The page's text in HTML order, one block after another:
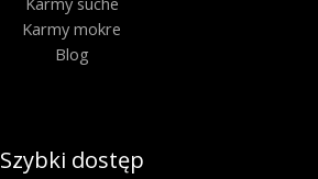
Karmy mokre
Blog
Szybki dostęp